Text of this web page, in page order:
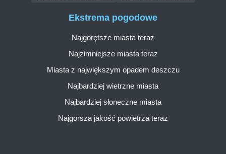
Ekstrema pogodowe
Najgorętsze miasta teraz
Najzimniejsze miasta teraz
Miasta z największym opadem deszczu
Najbardziej wietrzne miasta
Najbardziej słoneczne miasta
Najgorsza jakość powietrza teraz